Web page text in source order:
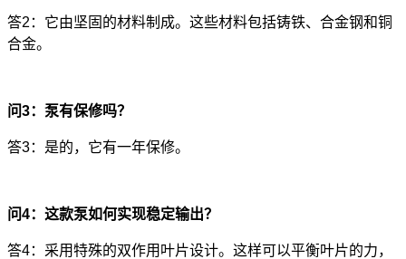
答2：它由坚固的材料制成。这些材料包括铸铁、合金钢和铜
合金。
问3：泵有保修吗？
答3：是的，它有一年保修。
问4：这款泵如何实现稳定输出？
答4：采用特殊的双作用叶片设计。这样可以平衡叶片的力，